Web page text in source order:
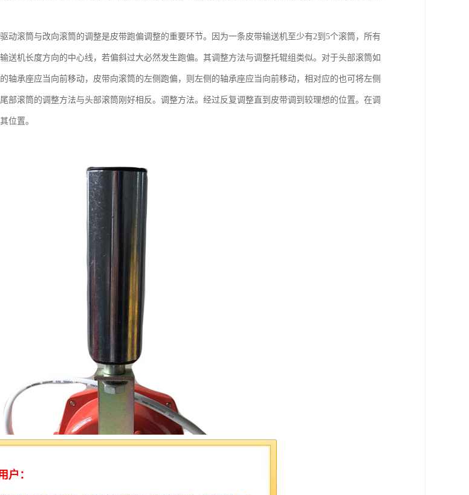
动滚筒与改向滚筒的调整是皮带跑偏调整的重要环节。因为一条皮带输送机至少有2到5个滚筒，所有
送机长度方向的中心线，若偏斜过大必然发生跑偏。其调整方法与调整托辊组类似。对于头部滚筒如
轴承座应当向前移动，皮带向滚筒的左侧跑偏，则左侧的轴承座应当向前移动，相对应的也可将左侧
部滚筒的调整方法与头部滚筒刚好相反。调整方法。经过反复调整直到皮带调到较理想的位置。在调
位置。